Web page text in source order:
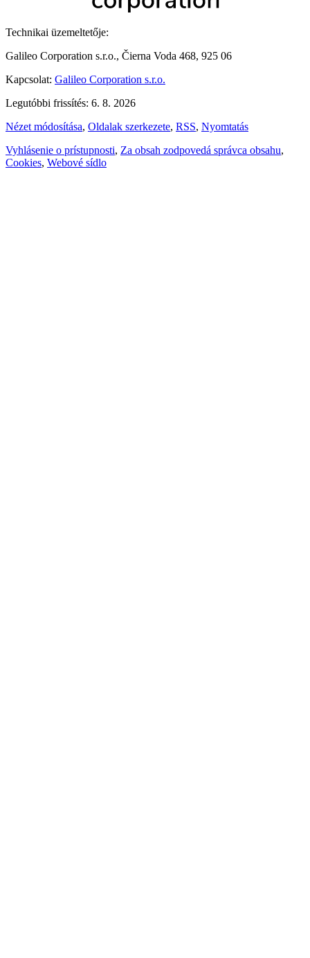
Technikai üzemeltetője:
Galileo Corporation s.r.o., Čierna Voda 468, 925 06
Kapcsolat: Galileo Corporation s.r.o.
Legutóbbi frissítés: 6. 8. 2026
Nézet módosítása, Oldalak szerkezete, RSS, Nyomtatás
Vyhlásenie o prístupnosti, Za obsah zodpovedá správca obsahu,
Cookies, Webové sídlo